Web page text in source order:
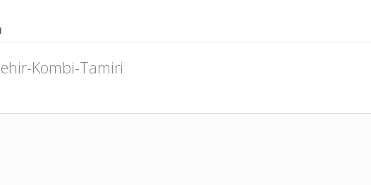
Kombi-Tamiri